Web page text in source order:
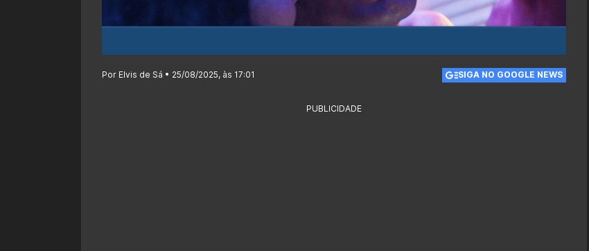
Por Elvis de Sá • 25/08/2025, às 17:01 SIGA NO GOOGLE NEWS
PUBLICIDADE